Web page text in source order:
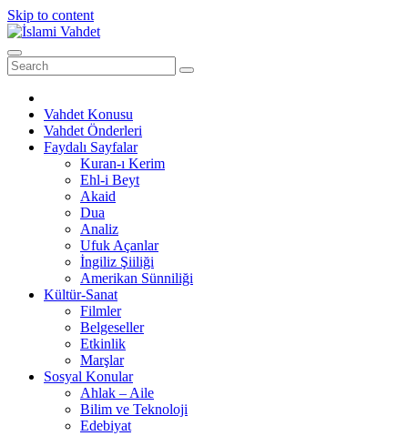
Skip to content
Vahdet Konusu
Vahdet Önderleri
Faydalı Sayfalar
Kuran-ı Kerim
Ehl-i Beyt
Akaid
Dua
Analiz
Ufuk Açanlar
İngiliz Şiiliği
Amerikan Sünniliği
Kültür-Sanat
Filmler
Belgeseller
Etkinlik
Marşlar
Sosyal Konular
Ahlak – Aile
Bilim ve Teknoloji
Edebiyat